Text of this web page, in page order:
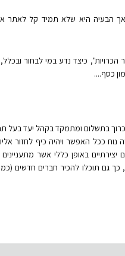
הבעיה היא שלא תמיד קל לאתר את
כיצד נדע במי לבחור
כסף....
בתשלום ומתמקד בקהל יעד בעל
ככל האפשר ויהיה כיף לחזור
באופן כללי אשר
כך גם תוכלו להכיר חברים חדשים